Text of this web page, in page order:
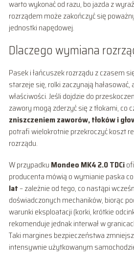
warto wykonać od razu, bo jazda z
rozrządem może zakończyć się
jednostki napędowej.
Dlaczego wymiana
Pasek i łańcuszek rozrządu z czasem
starzeje się, rolki zaczynają
właściwości. Jeśli dojdzie do
zawory mogą zderzyć się z tłokami, co
zniszczeniem zaworów, tłoków i
potrafi wielokrotnie przekroczyć koszt
rozrządu.
W przypadku Mondeo MK4 2.0 TDCi
producenta mówią o wymianie paska co
lat – zależnie od tego, co nastąpi
doświadczonych mechaników, biorąc
warunki eksploatacji (korki, krótkie
rekomenduje jednak interwał w
Taki margines bezpieczeństwa
intensywnie użytkowanym